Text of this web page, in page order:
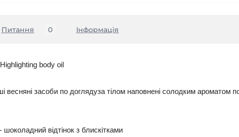
Питання 0 Iнформація
body oil
весняні засоби по доглядуза тілом наповнені солодким ароматом
відтінок з блискітками